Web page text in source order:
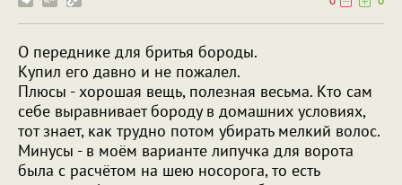
О переднике для бритья бороды.
Купил его давно и не пожалел.
Плюсы - хорошая вещь, полезная весьма. Кто сам
себе выравнивает бороду в домашних условиях,
тот знает, как трудно потом убирать мелкий волос.
Минусы - в моём варианте липучка для ворота
была с расчётом на шею носорога, то есть